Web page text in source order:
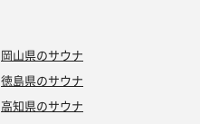
岡山県のサウナ
徳島県のサウナ
高知県のサウナ